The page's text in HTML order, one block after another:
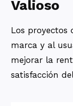
Valioso
Los proyectos
marca y al
mejorar la
satisfacción